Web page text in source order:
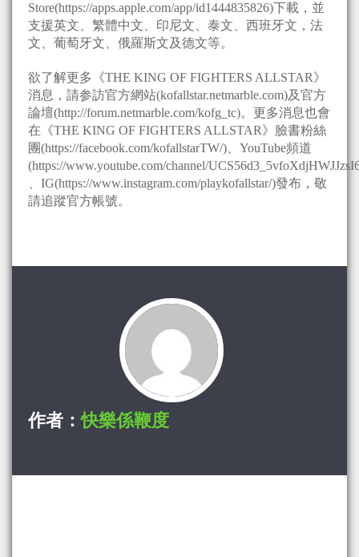
Store(https://apps.apple.com/app/id1444835826)下載，並
支援英文、繁體中文、印尼文、泰文、西班牙文，法
文、葡萄牙文、俄羅斯文及德文等。
欲了解更多《THE KING OF FIGHTERS ALLSTAR》
消息，請参訪官方網站(kofallstar.netmarble.com)及官方
論壇(http://forum.netmarble.com/kofg_tc)。更多消息也會
在《THE KING OF FIGHTERS ALLSTAR》臉書粉絲
團(https://facebook.com/kofallstarTW/)、YouTube頻道
(https://www.youtube.com/channel/
、IG(https://www.instagram.com/playkofallstar/)發布，敬
請追蹤官方帳號。
作者：快樂係鞭度